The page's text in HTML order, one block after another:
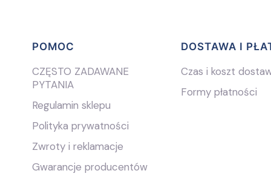
Linki w stopce
POMOC
CZĘSTO ZADAWANE
PYTANIA
Regulamin sklepu
Polityka prywatności
Zwroty i reklamacje
Gwarancje producentów
DOSTAWA I
Czas i koszt
Formy płatności